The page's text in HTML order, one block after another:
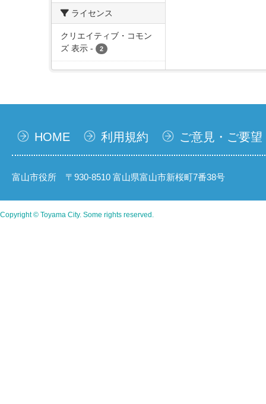
ライセンス
クリエイティブ・コモン
ズ 表示 - 2
HOME 利用規約 ご意見・ご要望
富山市役所 〒930-8510 富山県富山市新桜町7番38号
Copyright © Toyama City. Some rights reserved.